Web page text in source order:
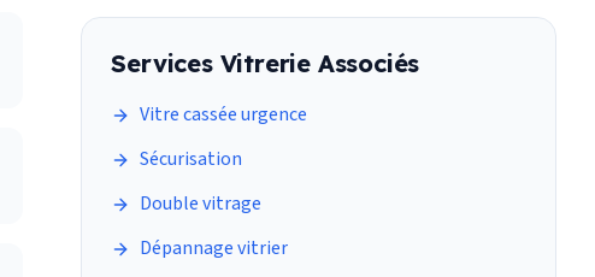
Services VitrerieAssociés
Vitre cassée urgence
Sécurisation
Double vitrage
Dépannage vitrier